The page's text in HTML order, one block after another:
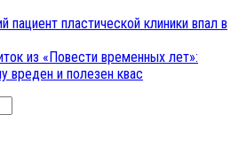
пациент пластической клиники впал в
из «Повести временных лет»:
вреден и полезен квас